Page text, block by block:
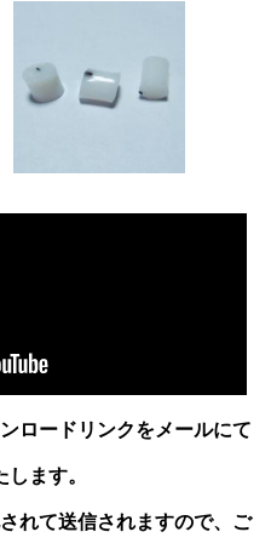
ロードリンクをメールにて
ます。
れて送信されますので、ご